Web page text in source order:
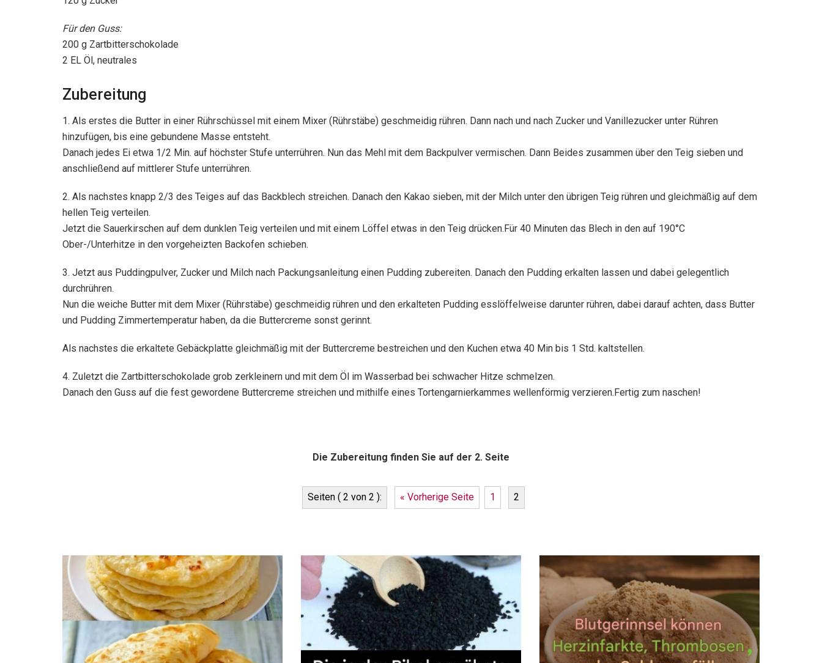
Für den Guss:
200 g Zartbitterschokolade
2 EL Öl, neutrales
Zubereitung
1. Als erstes die Butter in einer Rührschüssel mit einem Mixer (Rührstäbe) geschmeidig rühren. Dann nach und nach Zucker und Vanillezucker unter Rühren
hinzufügen, bis eine gebundene Masse entsteht.
Danach jedes Ei etwa 1/2 Min. auf höchster Stufe unterrühren. Nun das Mehl mit dem Backpulver vermischen. Dann Beides zusammen über den Teig sieben und
anschließend auf mittlerer Stufe unterrühren.
2. Als nachstes knapp 2/3 des Teiges auf das Backblech streichen. Danach den Kakao sieben, mit der Milch unter den übrigen Teig rühren und gleichmäßig auf dem
hellen Teig verteilen.
Jetzt die Sauerkirschen auf dem dunklen Teig verteilen und mit einem Löffel etwas in den Teig drücken.Für 40 Minuten das Blech in den auf 190°C
Ober-/Unterhitze in den vorgeheizten Backofen schieben.
3. Jetzt aus Puddingpulver, Zucker und Milch nach Packungsanleitung einen Pudding zubereiten. Danach den Pudding erkalten lassen und dabei gelegentlich
durchrühren.
Nun die weiche Butter mit dem Mixer (Rührstäbe) geschmeidig rühren und den erkalteten Pudding esslöffelweise darunter rühren, dabei darauf achten, dass Butter
und Pudding Zimmertemperatur haben, da die Buttercreme sonst gerinnt.
Als nachstes die erkaltete Gebäckplatte gleichmäßig mit der Buttercreme bestreichen und den Kuchen etwa 40 Min bis 1 Std. kaltstellen.
4. Zuletzt die Zartbitterschokolade grob zerkleinern und mit dem Öl im Wasserbad bei schwacher Hitze schmelzen.
Danach den Guss auf die fest gewordene Buttercreme streichen und mithilfe eines Tortengarnierkammes wellenförmig verzieren.Fertig zum naschen!
Die Zubereitung finden Sie auf der 2. Seite
Seiten ( 2 von 2 ): « Vorherige Seite 1 2